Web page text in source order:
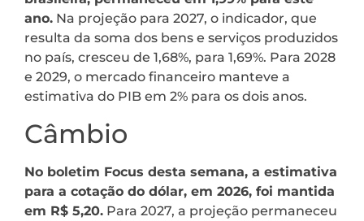
ano. Na projeção para 2027, o indicador, que
resulta da soma dos bens e serviços produzidos
no país, cresceu de 1,68%, para 1,69%. Para 2028
e 2029, o mercado financeiro manteve a
estimativa do PIB em 2% para os dois anos.
Câmbio
No boletim Focus desta semana, a estimativa
para a cotação do dólar, em 2026, foi mantida
em R$ 5,20. Para 2027, a projeção permaneceu